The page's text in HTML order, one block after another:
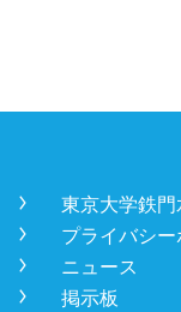
󿾡 東京大学鉄門
󿾡 プライバシ
󿾡 ニュース
󿾡 掲示板